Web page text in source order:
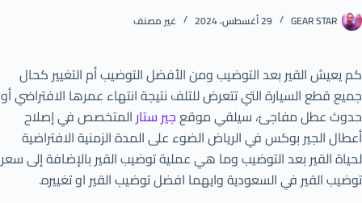
GEAR STAR 29 أغسطس، 2024 غير مصنف
كم يعيش القير بعد التوضيب ومن الأفضل التوضيب أم التغيير كحال
جميع قطع السيارة التي تتعرض للتلف نتيجة انتهاء عمرها الافتراضي أو
حدوث عطل مفاجئ، سيلقي موقعجير ستارالمتخصص في إصلاح
أعطال الجير بوكس في الرياض الضوء على المدة الزمنية الافتراضية
لحياة القير بعد التوضيب وما هي عملية توضيب القير بالإضافة إلى سعر
توضيب القير في السعودية وايهما افضل توضيب القير او تغييره.